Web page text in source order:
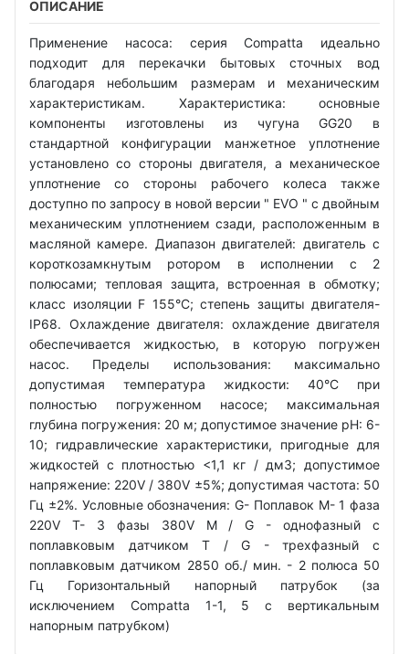
ОПИСАНИЕ
Применение насоса: серия Compatta идеально
подходит для перекачки бытовых сточных вод
благодаря небольшим размерам и механическим
характеристикам. Характеристика: основные
компоненты изготовлены из чугуна GG20 в
стандартной конфигурации манжетное уплотнение
установлено со стороны двигателя, а механическое
уплотнение со стороны рабочего колеса также
доступно по запросу в новой версии " EVO " с двойным
механическим уплотнением сзади, расположенным в
масляной камере. Диапазон двигателей: двигатель с
короткозамкнутым ротором в исполнении с 2
полюсами; тепловая защита, встроенная в обмотку;
класс изоляции F 155°C; степень защиты двигателя-
IP68. Охлаждение двигателя: охлаждение двигателя
обеспечивается жидкостью, в которую погружен
насос. Пределы использования: максимально
допустимая температура жидкости: 40°C при
полностью погруженном насосе; максимальная
глубина погружения: 20 м; допустимое значение рН: 6-
10; гидравлические характеристики, пригодные для
жидкостей с плотностью <1,1 кг / дм3; допустимое
напряжение: 220V / 380V ±5%; допустимая частота: 50
Гц ±2%. Условные обозначения: G- Поплавок М- 1 фаза
220V Т- 3 фазы 380V M / G - однофазный с
поплавковым датчиком T / G - трехфазный с
поплавковым датчиком 2850 об./ мин. - 2 полюса 50
Гц Горизонтальный напорный патрубок (за
исключением Compatta 1-1, 5 с вертикальным
напорным патрубком)